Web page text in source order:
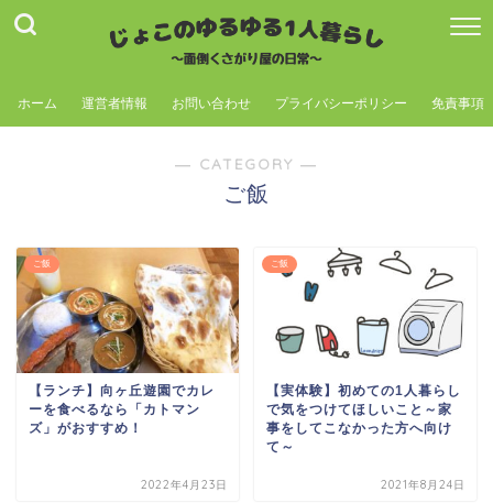
ホーム 運営者情報 お問い合わせ プライバシーポリシー 免責事項
― CATEGORY ―
ご飯
ご飯
【ランチ】向ヶ丘遊園でカレ
ーを食べるなら「カトマン
ズ」がおすすめ！
2022年4月23日
ご飯
【実体験】初めての1人暮らし
で気をつけてほしいこと～家
事をしてこなかった方へ向け
て～
2021年8月24日